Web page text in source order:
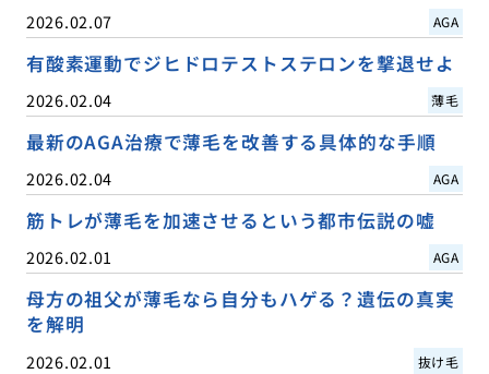
2026.02.07 AGA
有酸素運動でジヒドロテストステロンを撃退せよ
2026.02.04 薄毛
最新のAGA治療で薄毛を改善する具体的な手順
2026.02.04 AGA
筋トレが薄毛を加速させるという都市伝説の嘘
2026.02.01 AGA
母方の祖父が薄毛なら自分もハゲる？遺伝の真実
を解明
2026.02.01 抜け毛